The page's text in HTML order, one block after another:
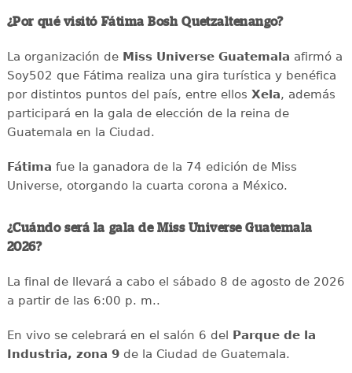
¿Por qué visitó Fátima Bosh Quetzaltenango?
La organización de Miss Universe Guatemala afirmó a
Soy502 que Fátima realiza una gira turística y benéfica
por distintos puntos del país, entre ellos Xela, además
participará en la gala de elección de la reina de
Guatemala en la Ciudad.
Fátima fue la ganadora de la 74 edición de Miss
Universe, otorgando la cuarta corona a México.
¿Cuándo será la gala de Miss Universe Guatemala
2026?
La final de llevará a cabo el sábado 8 de agosto de 2026
a partir de las 6:00 p. m..
En vivo se celebrará en el salón 6 del Parque de la
Industria, zona 9de la Ciudad de Guatemala.